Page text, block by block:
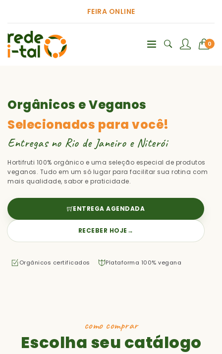
FEIRA ONLINE
0
Orgânicos e Veganos
Selecionados para você!
Entregas no Rio de Janeiro e Niterói
Hortifruti 100% orgânico e uma seleção especial de produtos
veganos. Tudo em um só lugar para facilitar sua rotina com
mais qualidade, sabor e praticidade.
ENTREGA AGENDADA
RECEBER HOJE →
Orgânicos certificados Plataforma 100% vegana
como comprar
Escolha seu catálogo